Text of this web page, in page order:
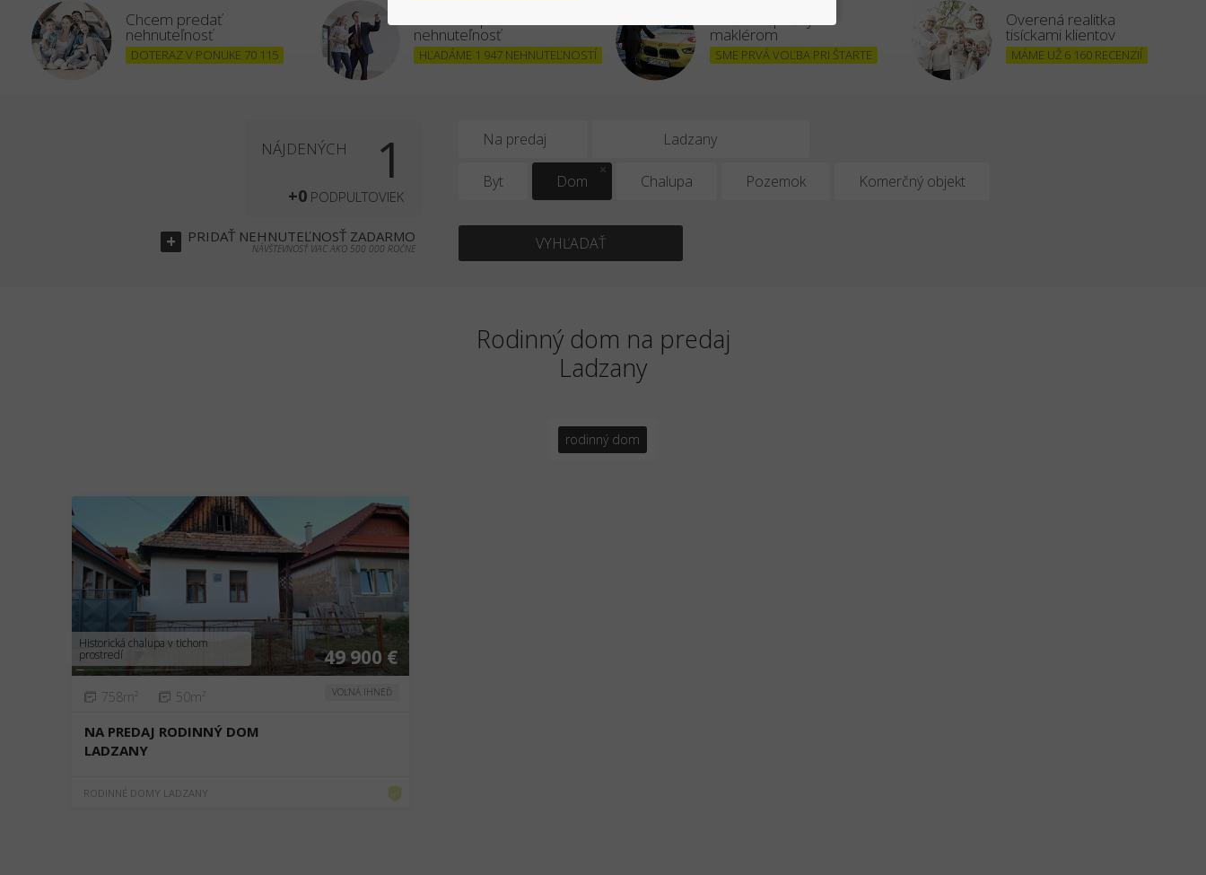
Chcem predať
nehnuteľnosť
DOTERAZ V PONUKE 70 115
nehnuteľnosť
HĽADÁME 1 947 NEHNUTEĽNOSTÍ
maklérom
SME PRVÁ VOĽBA PRI ŠTARTE
Overená realitka
tisíckami klientov
MÁME UŽ 6 160 RECENZIÍ
Na predaj
Byt Dom Chalupa Pozemok Komerčný objekt
VYHĽADAŤ
NÁJDENÝCH 1
+0 PODPULTOVIEK
+ PRIDAŤ NEHNUTEĽNOSŤ ZADARMO
NÁVŠTEVNOSŤ VIAC AKO 500 000 ROČNE
Rodinný dom na predaj
Ladzany
rodinný dom
❮ ❯
Historická chalupa v tichom
prostredí 49 900 €
758m² 50m² VOĽNÁ IHNEĎ
NA PREDAJ RODINNÝ DOM
LADZANY
RODINNÉ DOMY LADZANY